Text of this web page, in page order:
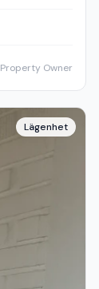
Property Owner
Lägenhet